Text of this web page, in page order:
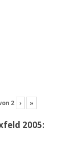
2 › »
2005: